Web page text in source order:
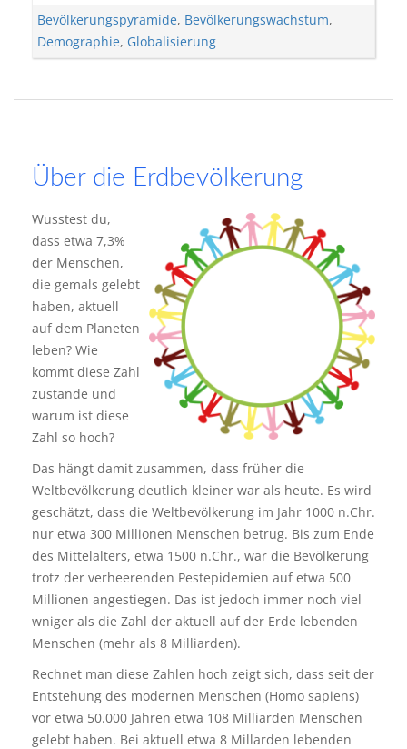
Bevölkerungspyramide, Bevölkerungswachstum,
Demographie, Globalisierung
Über die Erdbevölkerung
Wusstest du,
dass etwa 7,3%
der Menschen,
die gemals gelebt
haben, aktuell
auf dem Planeten
leben? Wie
kommt diese Zahl
zustande und
warum ist diese
Zahl so hoch?
Das hängt damit zusammen, dass früher die
Weltbevölkerung deutlich kleiner war als heute. Es wird
geschätzt, dass die Weltbevölkerung im Jahr 1000 n.Chr.
nur etwa 300 Millionen Menschen betrug. Bis zum Ende
des Mittelalters, etwa 1500 n.Chr., war die Bevölkerung
trotz der verheerenden Pestepidemien auf etwa 500
Millionen angestiegen. Das ist jedoch immer noch viel
wniger als die Zahl der aktuell auf der Erde lebenden
Menschen (mehr als 8 Milliarden).
Rechnet man diese Zahlen hoch zeigt sich, dass seit der
Entstehung des modernen Menschen (Homo sapiens)
vor etwa 50.000 Jahren etwa 108 Milliarden Menschen
gelebt haben. Bei aktuell etwa 8 Millarden lebenden